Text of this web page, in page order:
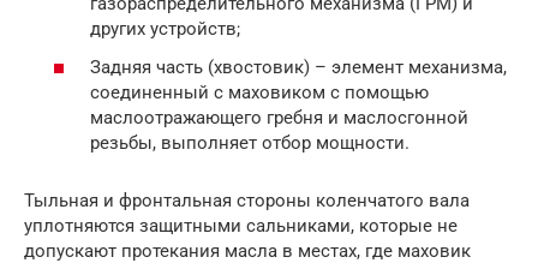
других устройств;
Задняя часть (хвостовик) – элемент механизма,
соединенный с маховиком с помощью
маслоотражающего гребня и маслосгонной
резьбы, выполняет отбор мощности.
Тыльная и фронтальная стороны коленчатого вала
уплотняются защитными сальниками, которые не
допускают протекания масла в местах, где маховик